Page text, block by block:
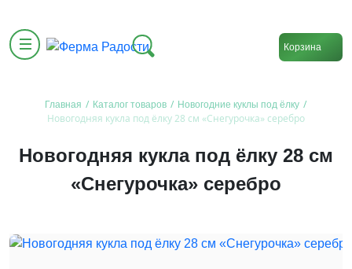
Корзина
Главная / Каталог товаров / Новогодние куклы под ёлку /
Новогодняя кукла под ёлку 28 см «Снегурочка» серебро
Новогодняя кукла под ёлку 28 см
«Снегурочка» серебро